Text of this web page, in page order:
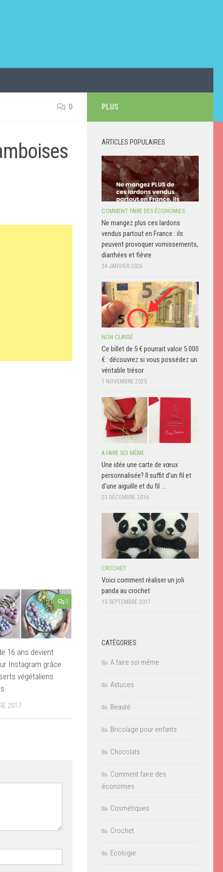
0
0
16 ans devient
Instagram grâce
végétaliens
2017
PLUS
ARTICLES POPULAIRES
COMMENT FAIRE DES ÉCONOMIES
Ne mangez plus ces lardons
vendus partout en France : ils
peuvent provoquer vomissements,
diarrhées et fièvre
24 JANVIER 2026
NON CLASSÉ
Ce billet de 5 € pourrait valoir 5 000
€ : découvrez si vous possédez un
véritable trésor
1 NOVEMBRE 2025
A FAIRE SOI MÊME
Une idée une carte de vœux
personnalisée? Il suffit d’un fil et
d’une aiguille et du fil …
23 DÉCEMBRE 2016
CROCHET
Voici comment réaliser un joli
panda au crochet
15 SEPTEMBRE 2017
CATÉGORIES
A faire soi même
Astuces
Beauté
Bricolage pour enfants
Chocolats
Comment faire des
économies
Cosmétiques
Crochet
Ecologie